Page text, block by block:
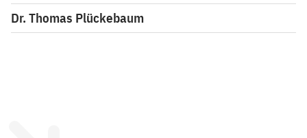
Dr. Thomas Plückebaum